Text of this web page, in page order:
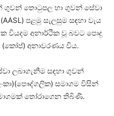
ගුවන් තොටුපල හා ගුවන් සේවා
පළමු සැලසුම සඳහා වැය
වියදම අනාර්ථික වූ බවට පොදු
(කෝප්) අනාවරණය විය.
ලබාගැනීම සඳහා ගුවන්
සමාගම විසින්
තෝරාගෙන තිබිණි.